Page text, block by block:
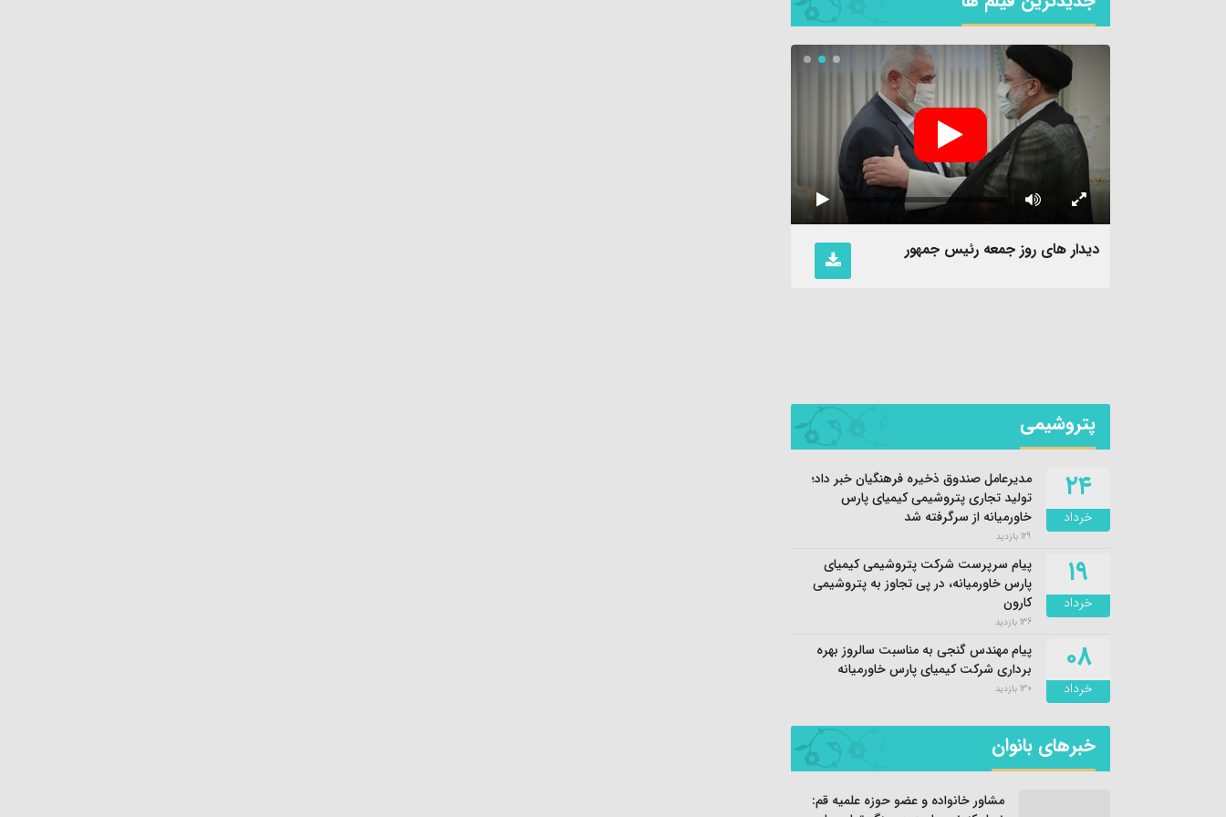
دیدار های روز جمعه رئیس جمهور
پتروشیمی
۲۴
خرداد
مدیرعامل صندوق ذخیره فرهنگیان خبر داد؛
تولید تجاری پتروشیمی کیمیای پارس
خاورمیانه از سرگرفته شد
129 بازدید
۱۹
خرداد
پیام سرپرست شرکت پتروشیمی کیمیای
پارس خاورمیانه، در پی تجاوز به پتروشیمی
کارون
136 بازدید
۰۸
خرداد
پیام مهندس گنجی به مناسبت سالروز بهره
برداری شرکت کیمیای پارس خاورمیانه
130 بازدید
خبرهای بانوان
مشاور خانواده و عضو حوزه علمیه قم: